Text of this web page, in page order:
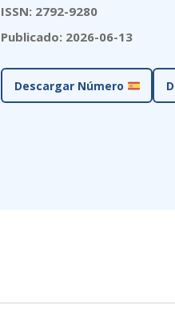
ISSN: 2792-9280
Publicado: 2026-06-13
Descargar Número